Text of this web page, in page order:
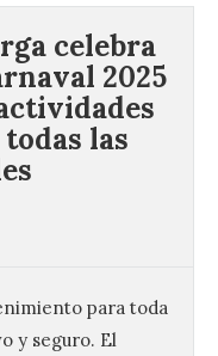
celebra
2025
las
para toda
y seguro. El